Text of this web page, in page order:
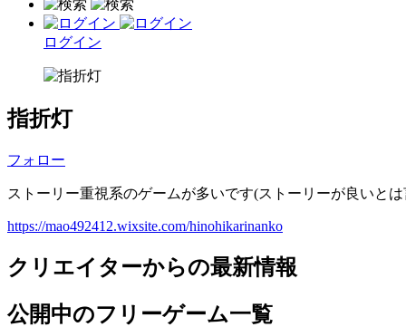
ログイン
指折灯
フォロー
ストーリー重視系のゲームが多いです(ストーリーが良いと
https://mao492412.wixsite.com/hinohikarinanko
クリエイターからの最新情報
公開中のフリーゲーム一覧